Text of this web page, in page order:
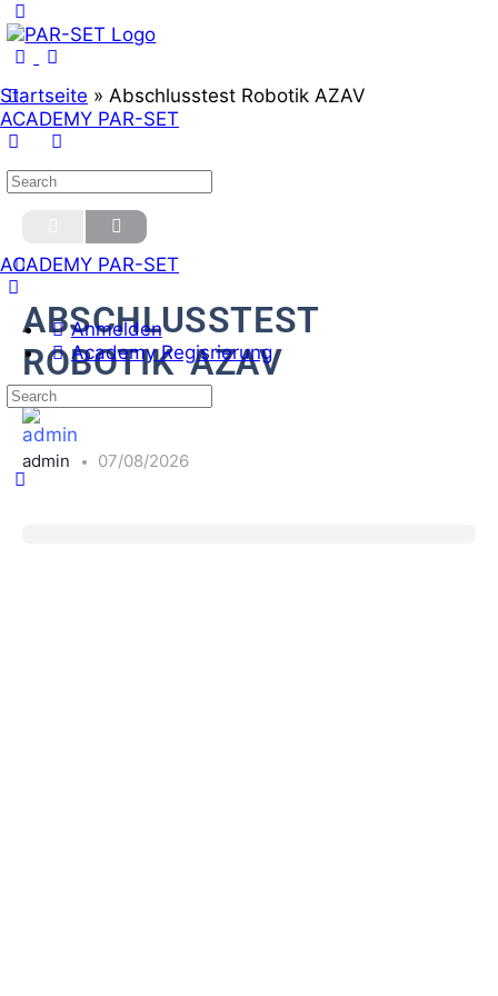
ACADEMY PAR-SET
ACADEMY PAR-SET
Anmelden
Academy Regisrierung
Startseite » Abschlusstest Robotik AZAV
QUIZ 1
ABSCHLUSSTEST
ROBOTIK AZAV
admin 07/08/2026